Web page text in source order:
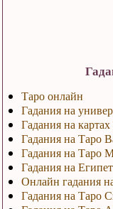
Таро онлайн
Гадания на
Гадания на
Гадания на Таро
Гадания на Таро
Гадания на
Онлайн гадания
Гадания на Таро